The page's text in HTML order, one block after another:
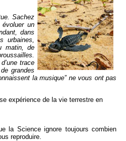
Sachez
un
dans
urbaines,
matin, de
trace
grandes
la musique” ne vous ont pas
expérience de la vie terrestre en
la Science ignore toujours combien
reproduire.